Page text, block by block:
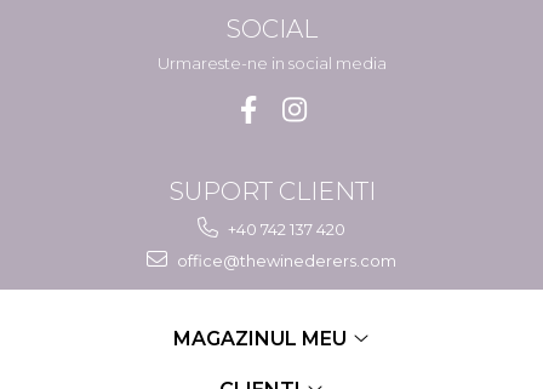
SOCIAL
Urmareste-ne in social media
SUPORT CLIENTI
+40 742 137 420
office@thewinederers.com
MAGAZINUL MEU